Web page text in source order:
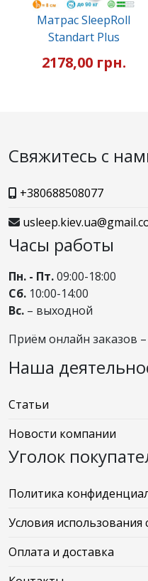
Матрас SleepRoll
Standart Plus
2178,00 грн.
Свяжитесь с
+380688508077
Часы работы
Пн. - Пт.09:00-18:00
Сб. 10:00-14:00
Вс. – выходной
Приём онлайн заказов –
Наша
Статьи
Новости компании
Уголок
Политика
Условия использования
Оплата и доставка